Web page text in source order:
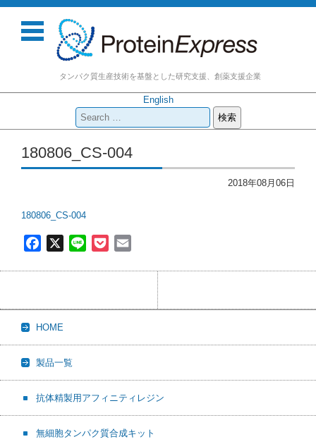
タンパク質生産技術を基盤とした研究支援、創薬支援企業
English
検
索:
コンテンツに移動
180806_CS-004
2018年08月06日
180806_CS-004
b
o
o
k
e
l
HOME
製品一覧
抗体精製用アフィニティレジン
無細胞タンパク質合成キット